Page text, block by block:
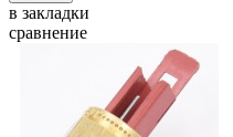
в закладки
сравнение